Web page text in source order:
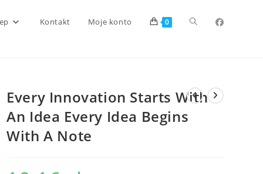
Kontakt Moje konto 0 Toggle
Every Innovation Starts With
An Idea Every Idea Begins
With A Note